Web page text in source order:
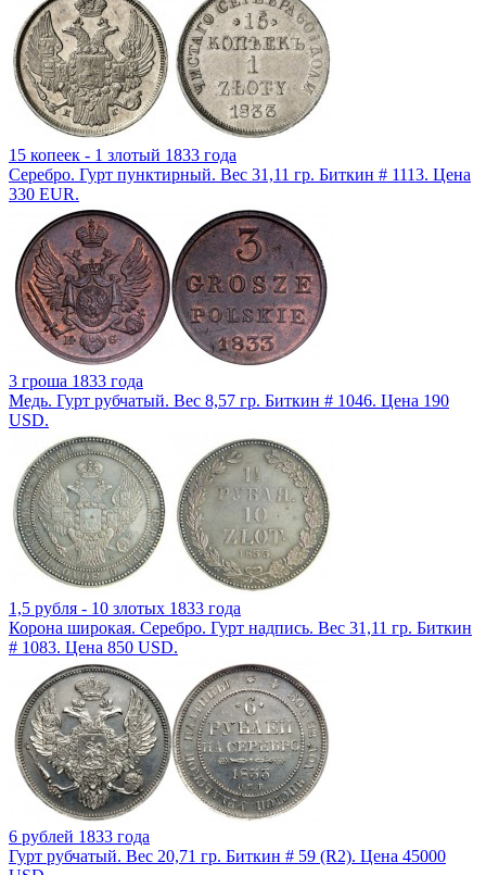
15 копеек - 1 злотый 1833 года
Серебро. Гурт пунктирный. Вес 31,11 гр. Биткин # 1113. Цена
330 EUR.
3 гроша 1833 года
Медь. Гурт рубчатый. Вес 8,57 гр. Биткин # 1046. Цена 190
USD.
1,5 рубля - 10 злотых 1833 года
Корона широкая. Серебро. Гурт надпись. Вес 31,11 гр. Биткин
# 1083. Цена 850 USD.
6 рублей 1833 года
Гурт рубчатый. Вес 20,71 гр. Биткин # 59 (R2). Цена 45000